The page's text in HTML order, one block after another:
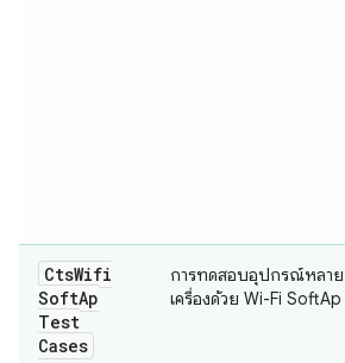
CtsWifi
SoftAp
Test
Cases
การทดสอบอุปกรณ์หลาย
เครื่องด้วย Wi-Fi SoftAp